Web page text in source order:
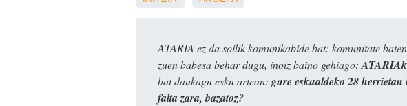
ATARIA ez da soilik komunikabide bat: komunitate
zuen babesa behar dugu, inoiz baino gehiago:
bat daukagu esku artean: gure eskualdeko 28
falta zara, bazatoz?